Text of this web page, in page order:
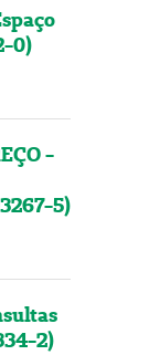
0)
-
5)
2)